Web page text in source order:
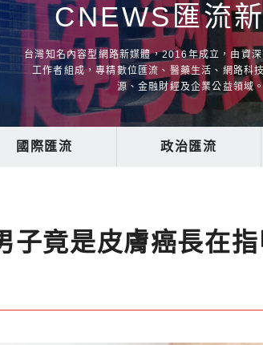
CNEWS匯流
台灣知名內容型網路新媒體，2016年成立，由資
工作者組成，專精數位匯流、醫藥生活、網路科
源、金融財經及企業公益領域
國際匯流 政治匯流
竟是皮膚癌長在指